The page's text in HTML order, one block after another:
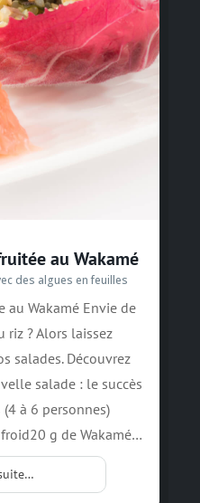
au Wakamé
des algues en feuilles
au Wakamé Envie de
riz ? Alors laissez
salades. Découvrez
salade : le succès
à 6 personnes)
g de Wakamé…